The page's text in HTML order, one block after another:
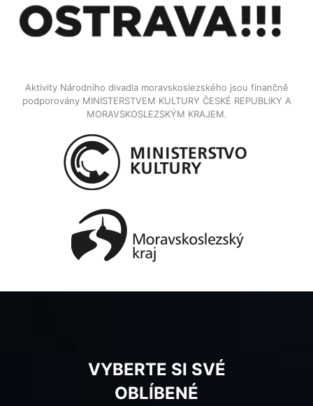
Aktivity Národního divadla moravskoslezského jsou finančně
podporovány MINISTERSTVEM KULTURY ČESKÉ REPUBLIKY A
MORAVSKOSLEZSKÝM KRAJEM.
VYBERTE SI SVÉ
OBLÍBENÉ